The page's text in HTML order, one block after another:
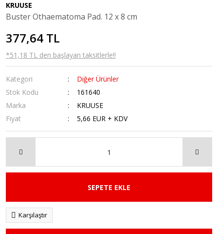
KRUUSE
Buster Othaematoma Pad. 12 x 8 cm
377,64 TL
*51,18 TL den başlayan taksitlerle!!
Kategori
Diğer Ürünler
Stok Kodu
161640
Marka
KRUUSE
Fiyat
5,66 EUR + KDV
SEPETE EKLE
Karşılaştır